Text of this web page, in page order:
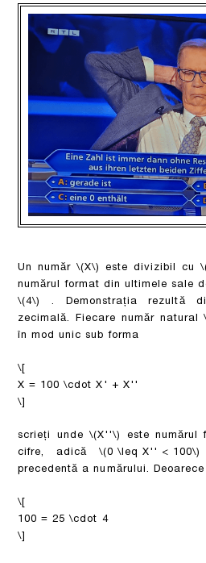
Un număr\(X\) este divizibil cu
numărul format din ultimele sale
\(4\)
. Demonstrația rezultă
zecimală. Fiecare număr natural
în mod unic sub forma
\[
X = 100 \cdot X' + X''
\]
scrieți unde\(X''\)
este numărul
cifre, adică \(0 \leq X'' < 100\)
precedentă a numărului. Deoarece
\[
100 = 25 \cdot 4
\]